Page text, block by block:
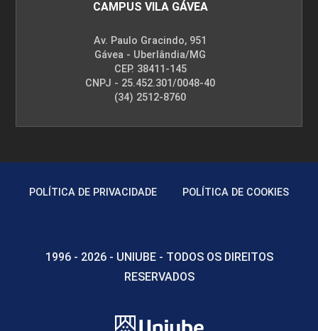
CAMPUS VILA GÁVEA
Av. Paulo Gracindo, 951
Gávea - Uberlândia/MG
CEP. 38411-145
CNPJ - 25.452.301/0048-40
(34) 2512-8760
POLÍTICA DE PRIVACIDADE POLÍTICA DE COOKIES
1996 - 2026 - UNIUBE - TODOS OS DIREITOS
RESERVADOS